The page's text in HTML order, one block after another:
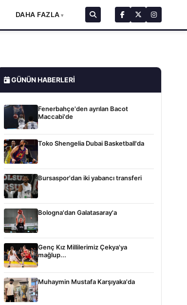
DAHA FAZLA
GÜNÜN HABERLERI
Fenerbahçe'den ayrılan Bacot
Maccabi'de
Toko Shengelia Dubai Basketball'da
Bursaspor'dan iki yabancı transferi
Bologna'dan Galatasaray'a
Genç Kız Millilerimiz Çekya'ya
mağlup...
Muhaymin Mustafa Karşıyaka'da